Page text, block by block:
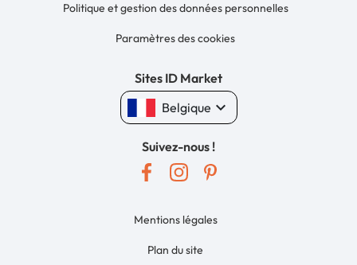
Politique et gestion des données personnelles
Paramètres des cookies
Sites ID Market
Belgique keyboard_arrow_down
Suivez-nous !
Mentions légales
Plan du site